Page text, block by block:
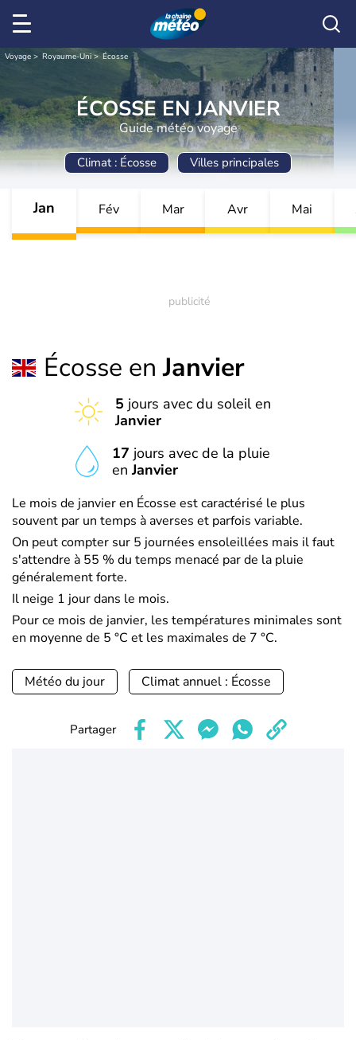
Voyage Royaume-Uni Écosse
ÉCOSSE EN JANVIER
Guide météo voyage
Climat : Écosse Villes principales
Jan Fév Mar Avr Mai
Écosse enJanvier
5 jours avec du soleil en
Janvier
17 jours avec de la pluie
enJanvier
Le mois de janvier en Écosse est caractérisé le plus
souvent par un temps à averses et parfois variable.
On peut compter sur 5 journées ensoleillées mais il faut
s'attendre à 55 % du temps menacé par de la pluie
généralement forte.
Il neige 1 jour dans le mois.
Pour ce mois de janvier, les températures minimales sont
en moyenne de 5 °C et les maximales de 7 °C.
Météo du jour Climat annuel : Écosse
Partager